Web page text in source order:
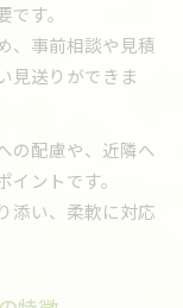
の活用法
すさが大切
性の確認
き評価ポイント
すべき内容
の安心感とは
ラブル回避策
す。
、事前相談や見積
見送りができま
の配慮や、近隣へ
ントです。
添い、柔軟に対応